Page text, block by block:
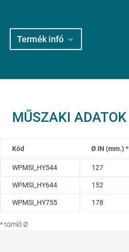
Termék infó
MŰSZAKI ADATOK
Kód Ø IN (mm.) *
WPMSI_HY544 127
WPMSI_HY644 152
WPMSI_HY755 178
* tömlő Ø